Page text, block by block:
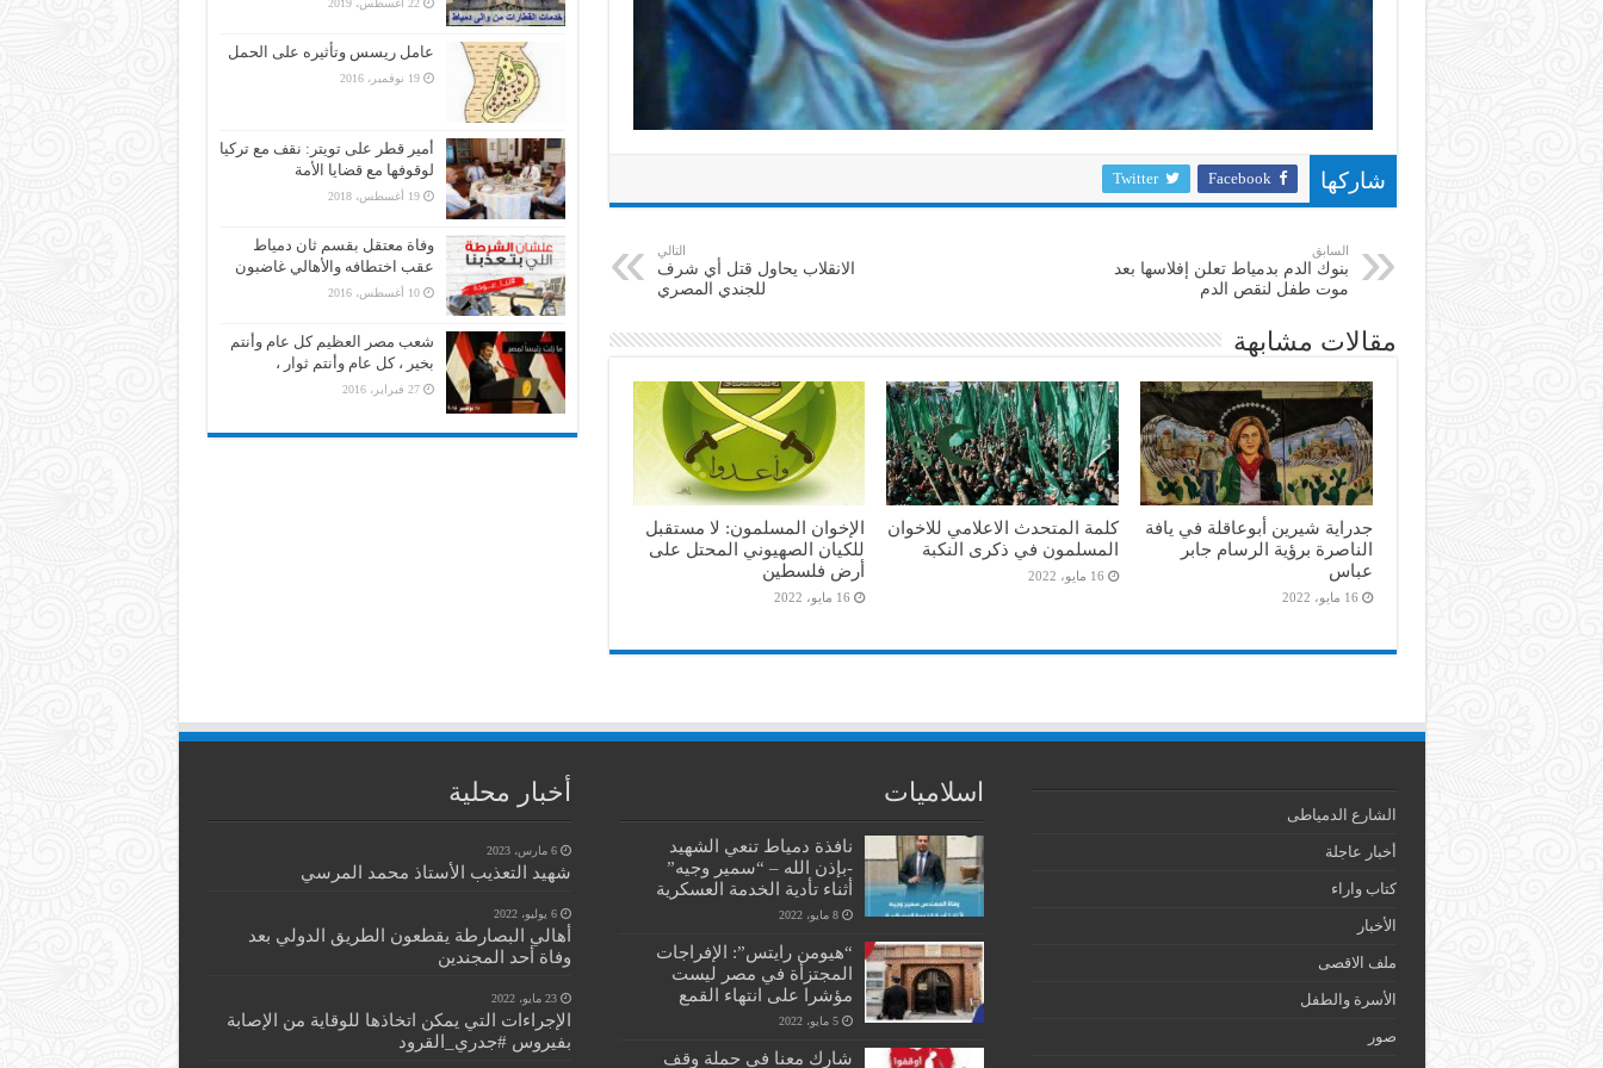
شاركها Facebook
Twitter
السابق
بنوك الدم بدمياط تعلن إفلاسها بعد
موت طفل لنقص الدم
التالي
الانقلاب يحاول قتل أي شرف
للجندي المصري
مقالات مشابهة
جدراية شيرين أبوعاقلة في يافة
الناصرة برؤية الرسام جابر
عباس
16 مايو، 2022
كلمة المتحدث الاعلامي للاخوان
المسلمون في ذكرى النكبة
16 مايو، 2022
الإخوان المسلمون: لا مستقبل
للكيان الصهيوني المحتل على
أرض فلسطين
16 مايو، 2022
22 أغسطس، 2019
عامل ريسس وتأثيره على الحمل
19 نوفمبر، 2016
أمير قطر على تويتر: نقف مع تركيا
لوقوفها مع قضايا الأمة
19 أغسطس، 2018
وفاة معتقل بقسم ثان دمياط
عقب اختطافه والأهالي غاضبون
10 أغسطس، 2016
شعب مصر العظيم كل عام وأنتم
بخير ، كل عام وأنتم ثوار ،
27 فبراير، 2016
الشارع الدمياطى
أخبار عاجلة
كتاب واراء
الأخبار
ملف الاقصى
الأسرة والطفل
صور
اسلاميات
نافذة دمياط تنعي الشهيد
-بإذن الله – “سمير وجيه”
أثناء تأدية الخدمة العسكرية
8 مايو، 2022
“هيومن رايتس”: الإفراجات
المجتزأة في مصر ليست
مؤشرا على انتهاء القمع
5 مايو، 2022
شارك معنا في حملة وقف
أخبار محلية
6 مارس، 2023
شهيد التعذيب الأستاذ محمد المرسي
6 يوليو، 2022
أهالي البصارطة يقطعون الطريق الدولي بعد
وفاة أحد المجندين
23 مايو، 2022
الإجراءات التي يمكن اتخاذها للوقاية من الإصابة
بفيروس #جدري_القرود